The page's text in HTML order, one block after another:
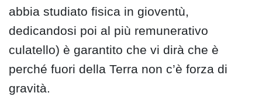
abbia studiato fisica in gioventù,
dedicandosi poi al più remunerativo
culatello) è garantito che vi dirà che è
perché fuori della Terra non c’è forza di
gravità.